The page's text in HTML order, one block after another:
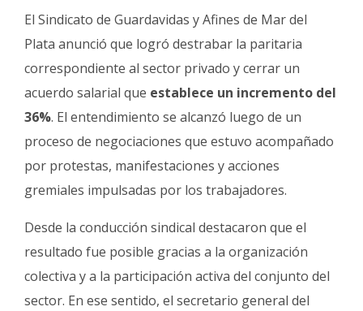
Fúnebres
El Sindicato de Guardavidas y Afines de Mar del
Plata anunció que logró destrabar la paritaria
correspondiente al sector privado y cerrar un
acuerdo salarial que establece un incremento del
36%. El entendimiento se alcanzó luego de un
proceso de negociaciones que estuvo acompañado
por protestas, manifestaciones y acciones
gremiales impulsadas por los trabajadores.
Desde la conducción sindical destacaron que el
resultado fue posible gracias a la organización
colectiva y a la participación activa del conjunto del
sector. En ese sentido, el secretario general del